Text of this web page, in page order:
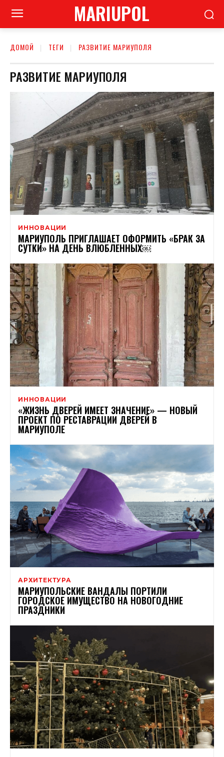
MARIUPOL
ДОМОЙ ТЕГИ РАЗВИТИЕ МАРИУПОЛЯ
РАЗВИТИЕ МАРИУПОЛЯ
ИННОВАЦИИ
МАРИУПОЛЬ ПРИГЛАШАЕТ ОФОРМИТЬ «БРАК ЗА
СУТКИ» НА ДЕНЬ ВЛЮБЛЕННЫХ￼
ИННОВАЦИИ
«ЖИЗНЬ ДВЕРЕЙ ИМЕЕТ ЗНАЧЕНИЕ» — НОВЫЙ
ПРОЕКТ ПО РЕСТАВРАЦИИ ДВЕРЕЙ В
МАРИУПОЛЕ
АРХИТЕКТУРА
МАРИУПОЛЬСКИЕ ВАНДАЛЫ ПОРТИЛИ
ГОРОДСКОЕ ИМУЩЕСТВО НА НОВОГОДНИЕ
ПРАЗДНИКИ